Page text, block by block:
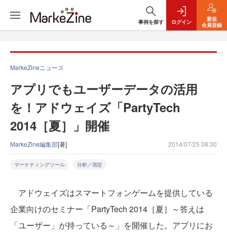
事例を探す ログイン
新規
会員登録
MarkeZineニュース
アプリでもユーザーデータの活用
を！アドウェイズ「PartyTech
2014［夏］」開催
MarkeZine編集部[著] 2014/07/25 08:30
マーケティングツール 分析／測定
アドウェイズはスマートフォンゲームを提供している
企業向けのセミナー「PartyTech 2014［夏］～答えは
「ユーザー」が持っている～」を開催した。アプリにお